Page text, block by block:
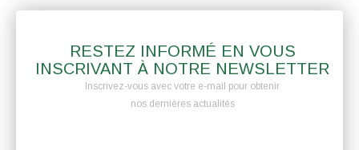
RESTEZ INFORMÉ EN VOUS
INSCRIVANT À NOTRE NEWSLETTER
Inscrivez-vous avec votre e-mail pour obtenir
nos dernières actualités